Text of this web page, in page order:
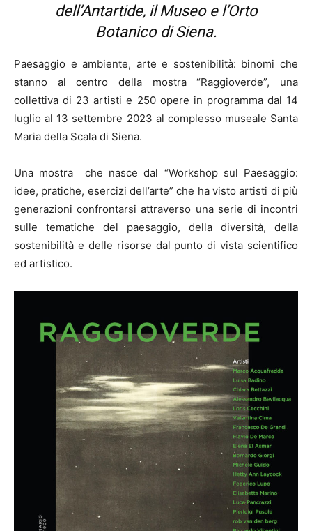
dell’Antartide, il Museo e l’Orto
Botanico di Siena.
Paesaggio e ambiente, arte e sostenibilità: binomi che
stanno al centro della mostra “Raggioverde”, una
collettiva di 23 artisti e 250 opere in programma dal 14
luglio al 13 settembre 2023 al complesso museale Santa
Maria della Scala di Siena.
Una mostra che nasce dal “Workshop sul Paesaggio:
idee, pratiche, esercizi dell’arte” che ha visto artisti di più
generazioni confrontarsi attraverso una serie di incontri
sulle tematiche del paesaggio, della diversità, della
sostenibilità e delle risorse dal punto di vista scientifico
ed artistico.